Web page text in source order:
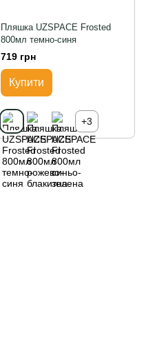
Пляшка UZSPACE Frosted
800мл темно-синя
719 грн
Купити
+3